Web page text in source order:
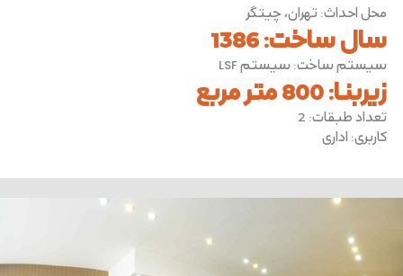
محل احداث: تهران، چیتگر
سال ساخت:
1386
سیستم ساخت: سیستم LSF
زیربنا:800 متر مربع
تعداد طبقات:
2
کاربری: اداری